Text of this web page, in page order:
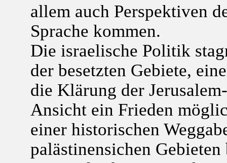
allem auch Perspektiven
Sprache kommen.
Die israelische Politik
der besetzten Gebiete,
die Klärung der
Ansicht ein Frieden
einer historischen
palästinensichen